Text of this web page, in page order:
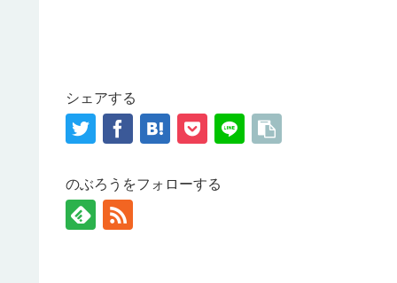
シェアする
のぶろうをフォローする